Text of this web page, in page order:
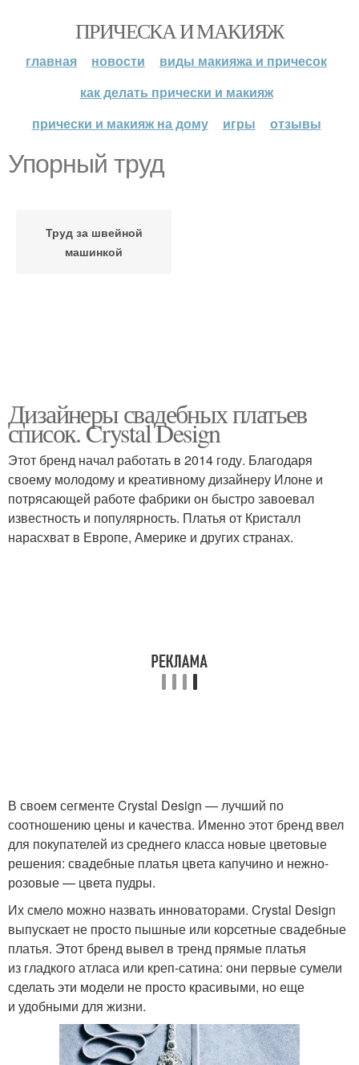
ПРИЧЕСКА И МАКИЯЖ
главная новости
виды макияжа и причесок
как делать прически и макияж
прически и макияж на дому
игры отзывы
Упорный труд
Труд за швейной
машинкой
Дизайнеры свадебных платьев
список. Crystal Design
Этот бренд начал работать в 2014 году. Благодаря
своему молодому и креативному дизайнеру Илоне и
потрясающей работе фабрики он быстро завоевал
известность и популярность. Платья от Кристалл
нарасхват в Европе, Америке и других странах.
В своем сегменте Crystal Design — лучший по
соотношению цены и качества. Именно этот бренд ввел
для покупателей из среднего класса новые цветовые
решения: свадебные платья цвета капучино и нежно-
розовые — цвета пудры.
Их смело можно назвать инноваторами. Crystal Design
выпускает не просто пышные или корсетные свадебные
платья. Этот бренд вывел в тренд прямые платья
из гладкого атласа или креп-сатина: они первые сумели
сделать эти модели не просто красивыми, но еще
и удобными для жизни.